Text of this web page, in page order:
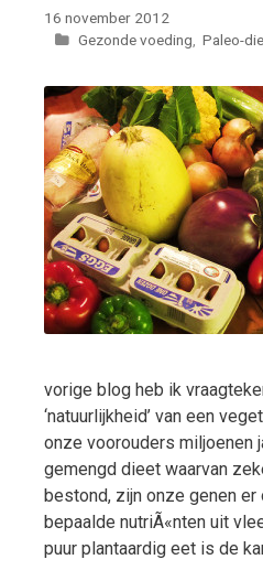
16 november 2012
Categorieën
Gezonde voeding, Paleo-
vorige blog heb ik
‘natuurlijkheid’ van een
onze voorouders miljoenen
gemengd dieet waarvan
bestond, zijn onze genen
bepaalde nutriÃ«nten uit
puur plantaardig eet is de